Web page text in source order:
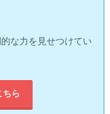
な力を見せつけてい
ちら